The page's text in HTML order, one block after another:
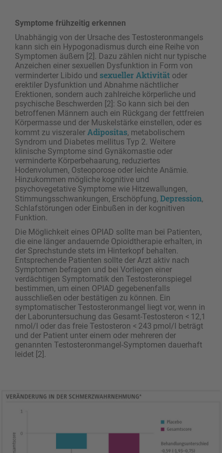
Symptome frühzeitig erkennen
Unabhängig von der Ursache des Testosteronmangels
kann sich ein Hypogonadismus durch eine ­Reihe von
Symptomen äußern [2]. Dazu zählen nicht nur typische
Anzeichen einer sexuellen ­Dysfunktion in Form von
verminderter Libido und sexueller Aktivität oder
erektiler Dysfunktion und Abnahme nächtlicher
Erektionen, sondern auch zahlreiche körperliche und
psychische Beschwerden [2]: So kann sich bei den
betroffenen Männern auch ein Rückgang der fettfreien
Körpermasse und der Muskelstärke einstellen, oder es
kommt zu ­viszeraler Adipositas, metabolischem
Syndrom und Diabetes mellitus Typ 2. Weitere
klinische Symptome sind Gynäkomastie oder
verminderte Körperbehaarung, reduziertes
Hodenvolumen, Osteoporose oder leichte Anämie.
Hinzukommen mögliche kognitive und
psychovegetative Symptome wie Hitzewallungen,
Stimmungsschwankungen, Erschöpfung, ­ Depression,
Schlafstörungen oder Einbußen in der kognitiven
Funktion.
Die Möglichkeit eines OPIAD sollte man bei Patienten,
die eine länger andauernde Opioidtherapie erhalten, in
der Sprechstunde stets im Hinterkopf behalten.
Entsprechende Patienten sollte der Arzt aktiv nach
Symptomen befragen und bei Vorliegen einer
verdächtigen Symptomatik den Testosteronspiegel
bestimmen, um einen OPIAD gegebenenfalls
ausschließen oder bestätigen zu können. Ein
symptomatischer Testosteronmangel liegt vor, wenn in
der Laboruntersuchung das Gesamt-Testosteron < 12,1
nmol/l oder das freie Testosteron < 243 pmol/l beträgt
und der Patient unter einem oder mehreren der
genannten Testosteronmangel-Symptomen dauerhaft
leidet [2].